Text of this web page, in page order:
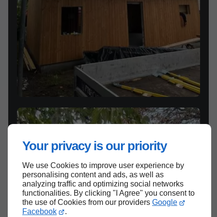
Your privacy is our priority
We use Cookies to improve user experience by
personalising content and ads, as well as
analyzing traffic and optimizing social networks
functionalities. By clicking "I Agree" you consent to
the use of Cookies from our providers Google
Facebook
.